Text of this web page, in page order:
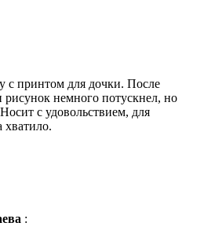
с принтом для дочки. После
рисунок немного потускнел, но
с удовольствием, для
хватило.
: